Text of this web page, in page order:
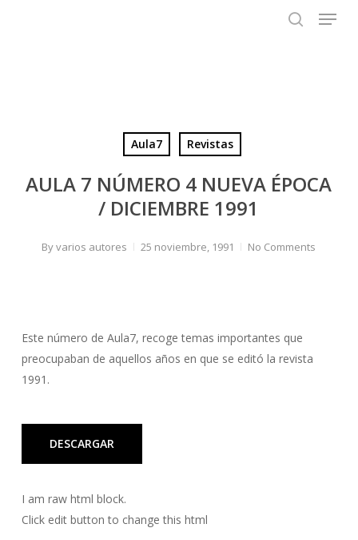
Menu
Aula7 Revistas
AULA 7 NÚMERO 4 NUEVA ÉPOCA
/ DICIEMBRE 1991
Byvarios autores 25 noviembre, 1991 No Comments
Este número de Aula7, recoge temas importantes que
preocupaban de aquellos años en que se editó la revista
1991.
DESCARGAR
I am raw html block.
Click edit button to change this html